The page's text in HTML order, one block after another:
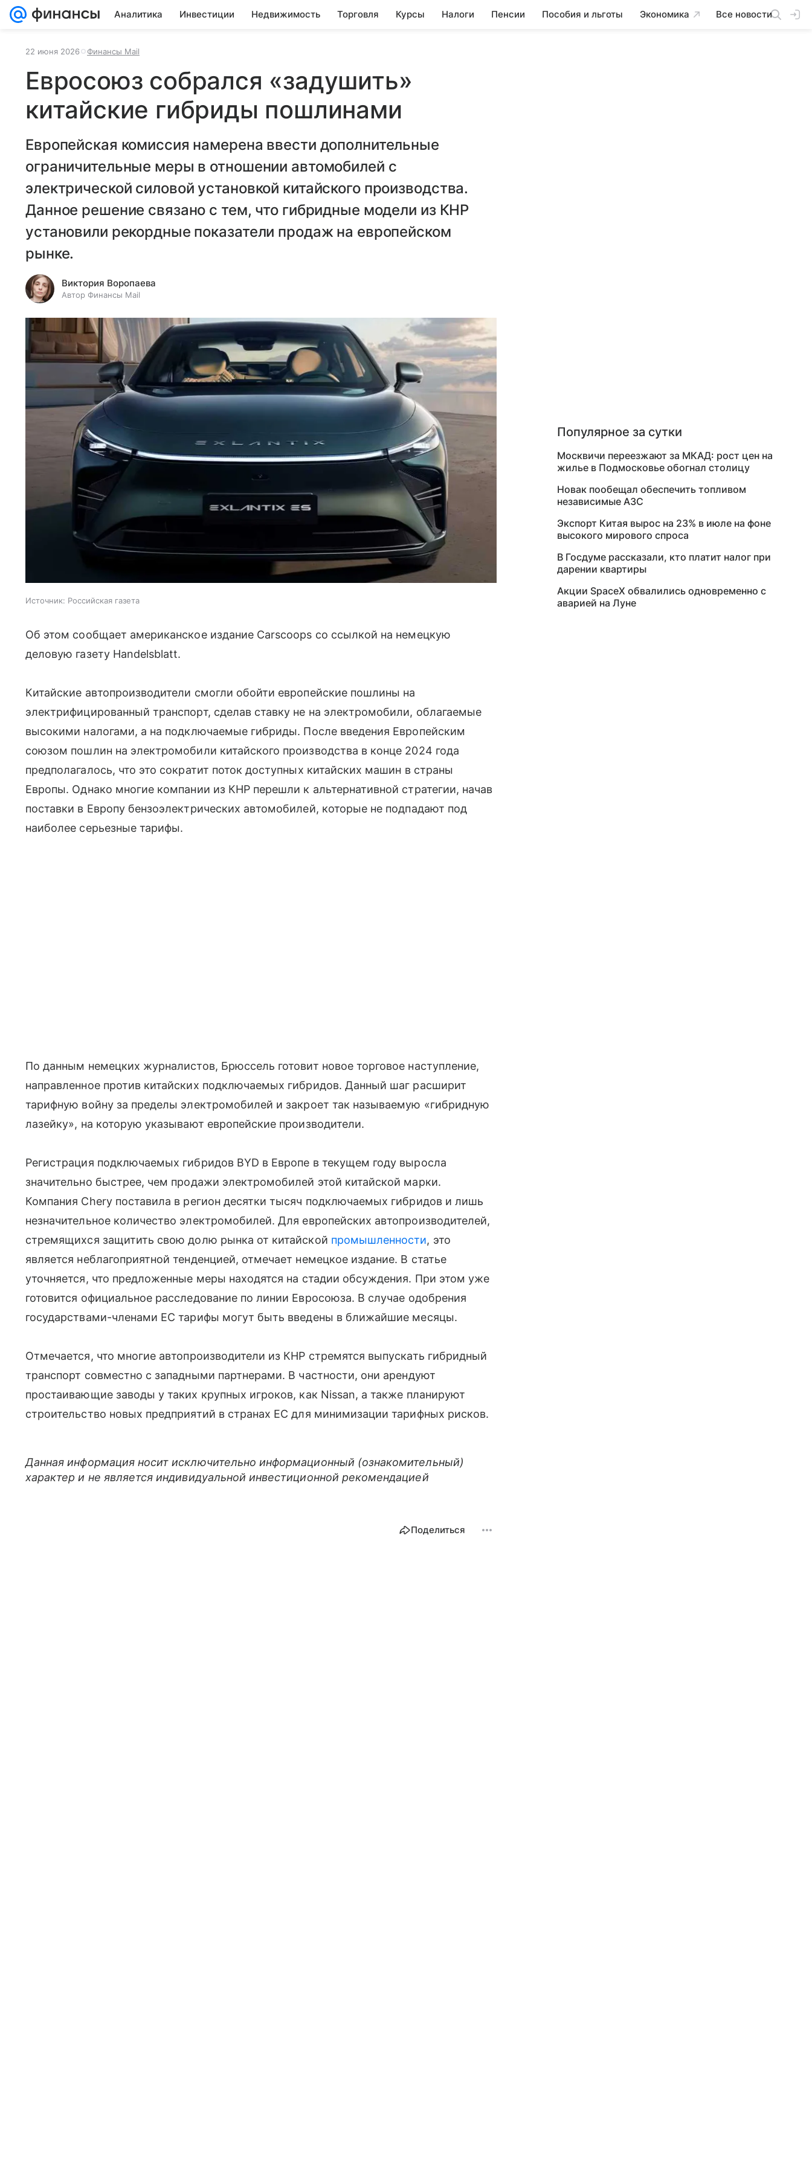
Аналитика Инвестиции Недвижимость Торговля Курсы Налоги Пенсии Пособия и льготы Экономика Все новости
22 июня 2026 Финансы Mail
Евросоюз собрался «задушить»
китайские гибриды пошлинами
Европейская комиссия намерена ввести дополнительные
ограничительные меры в отношении автомобилей с
электрической силовой установкой китайского производства.
Данное решение связано с тем, что гибридные модели из КНР
установили рекордные показатели продаж на европейском
рынке.
Виктория Воропаева
Автор Финансы Mail
Источник: Российская газета
Об этом сообщает американское издание Carscoops со ссылкой на немецкую
деловую газету Handelsblatt.
Китайские автопроизводители смогли обойти европейские пошлины на
электрифицированный транспорт, сделав ставку не на электромобили, облагаемые
высокими налогами, а на подключаемые гибриды. После введения Европейским
союзом пошлин на электромобили китайского производства в конце 2024 года
предполагалось, что это сократит поток доступных китайских машин в страны
Европы. Однако многие компании из КНР перешли к альтернативной стратегии, начав
поставки в Европу бензоэлектрических автомобилей, которые не подпадают под
наиболее серьезные тарифы.
По данным немецких журналистов, Брюссель готовит новое торговое наступление,
направленное против китайских подключаемых гибридов. Данный шаг расширит
тарифную войну за пределы электромобилей и закроет так называемую «гибридную
лазейку», на которую указывают европейские производители.
Регистрация подключаемых гибридов BYD в Европе в текущем году выросла
значительно быстрее, чем продажи электромобилей этой китайской марки.
Компания Chery поставила в регион десятки тысяч подключаемых гибридов и лишь
незначительное количество электромобилей. Для европейских автопроизводителей,
стремящихся защитить свою долю рынка от китайской промышленности, это
является неблагоприятной тенденцией, отмечает немецкое издание. В статье
уточняется, что предложенные меры находятся на стадии обсуждения. При этом уже
готовится официальное расследование по линии Евросоюза. В случае одобрения
государствами-членами ЕС тарифы могут быть введены в ближайшие месяцы.
Отмечается, что многие автопроизводители из КНР стремятся выпускать гибридный
транспорт совместно с западными партнерами. В частности, они арендуют
простаивающие заводы у таких крупных игроков, как Nissan, а также планируют
строительство новых предприятий в странах ЕС для минимизации тарифных рисков.
Данная информация носит исключительно информационный (ознакомительный)
характер и не является индивидуальной инвестиционной рекомендацией
Поделиться
Популярное за сутки
Москвичи переезжают за МКАД: рост цен на
жилье в Подмосковье обогнал столицу
Новак пообещал обеспечить топливом
независимые АЗС
Экспорт Китая вырос на 23% в июле на фоне
высокого мирового спроса
В Госдуме рассказали, кто платит налог при
дарении квартиры
Акции SpaceX обвалились одновременно с
аварией на Луне